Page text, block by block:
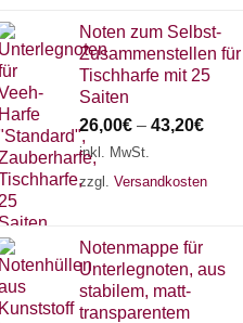
Noten zum Selbst-
Zusammenstellen für
Tischharfe mit 25
Saiten
26,00€ – 43,20€
inkl. MwSt.
zzgl. Versandkosten
Notenmappe für
Unterlegnoten, aus
stabilem, matt-
transparentem